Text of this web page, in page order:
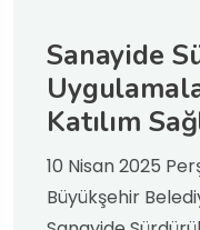
Sanayide
Katılım
10 Nisan 2025
Büyükşehir